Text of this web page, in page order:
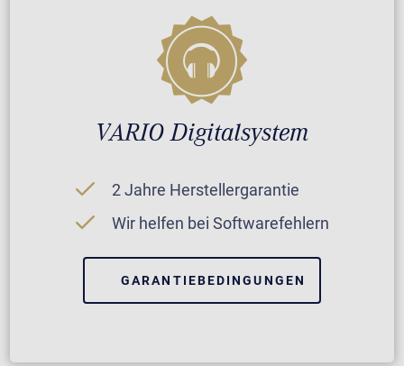
VARIO Digitalsystem
2 Jahre Herstellergarantie
Wir helfen bei Softwarefehlern
GARANTIEBEDINGUNGEN